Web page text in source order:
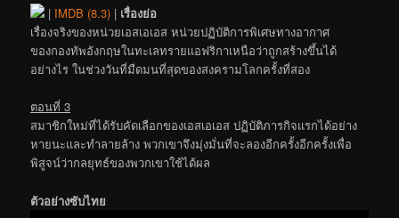
| IMDB (8.3) | เรื่องย่อ
เรื่องจริงของหน่วยเอสเอเอส หน่วยปฏิบัติการพิเศษทางอากาศ
ของกองทัพอังกฤษในทะเลทรายแอฟริกาเหนือว่าถูกสร้างขึ้นได้
อย่างไร ในช่วงวันที่มืดมนที่สุดของสงครามโลกครั้งที่สอง
ตอนที่ 3
สมาชิกใหม่ที่ได้รับคัดเลือกของเอสเอเอส ปฏิบัติภารกิจแรกได้อย่าง
หายนะและทำลายล้าง พวกเขาจึงมุ่งมั่นที่จะลองอีกครั้งอีกครั้งเพื่อ
พิสูจน์ว่ากลยุทธ์ของพวกเขาใช้ได้ผล
ตัวอย่างซับไทย